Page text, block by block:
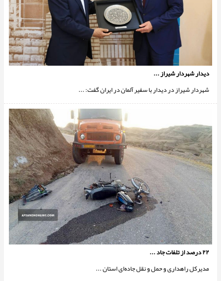
دیدار شهردار شیراز ...
شهردار شیراز در دیدار با سفیر آلمان در ایران گفت: ...
۲۲ درصد از تلفات جاد ...
مدیرکل راهداری و حمل و نقل جاده‌­ای استان ...